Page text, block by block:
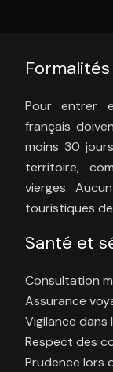
Pour entrer
français
moins 30
territoire,
vierges.
touristiques
Santé et
Consultation
Assurance
Vigilance dans
Respect des
Prudence lors